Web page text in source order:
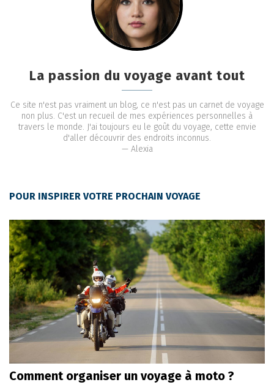
La passion du voyage avant tout
Ce site n'est pas vraiment un blog, ce n'est pas un carnet de voyage
non plus. C'est un recueil de mes expériences personnelles à
travers le monde. J'ai toujours eu le goût du voyage, cette envie
d'aller découvrir des endroits inconnus.
— Alexia
POUR INSPIRER VOTRE PROCHAIN VOYAGE
Comment organiser un voyage à moto ?